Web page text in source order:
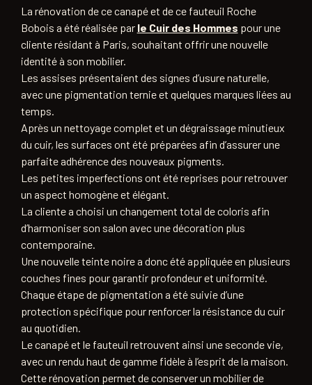
La rénovation de ce canapé et de ce fauteuil Roche
Bobois a été réalisée par le Cuir des Hommes pour une
cliente résidant à Paris, souhaitant offrir une nouvelle
identité à son mobilier.
Les assises présentaient des signes d’usure naturelle,
avec une pigmentation ternie et quelques marques liées au
temps.
Après un nettoyage complet et un dégraissage minutieux
du cuir, les surfaces ont été préparées afin d’assurer une
parfaite adhérence des nouveaux pigments.
Les petites imperfections ont été reprises pour retrouver
un aspect homogène et élégant.
La cliente a choisi un changement total de coloris afin
d’harmoniser son salon avec une décoration plus
contemporaine.
Une nouvelle teinte noire a donc été appliquée en plusieurs
couches fines pour garantir profondeur et uniformité.
Chaque étape de pigmentation a été suivie d’une
protection spécifique pour renforcer la résistance du cuir
au quotidien.
Le canapé et le fauteuil retrouvent ainsi une seconde vie,
avec un rendu haut de gamme fidèle à l’esprit de la maison.
Cette rénovation permet de conserver un mobilier de